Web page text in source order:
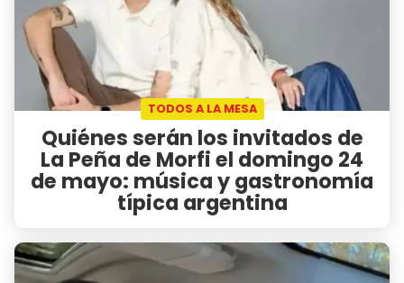
TODOS A LA MESA
Quiénes serán los invitados de
La Peña de Morfi el domingo 24
de mayo: música y gastronomía
típica argentina